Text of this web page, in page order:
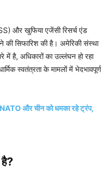
और खुफिया एजेंसी रिसर्च एंड
की सिफारिश की है। अमेरिकी संस्था
में है, अधिकारों का उल्लंघन हो रहा
स्वतंत्रता के मामलों में भेदभावपूर्ण
और चीन को धमका रहे ट्रंप,
है?